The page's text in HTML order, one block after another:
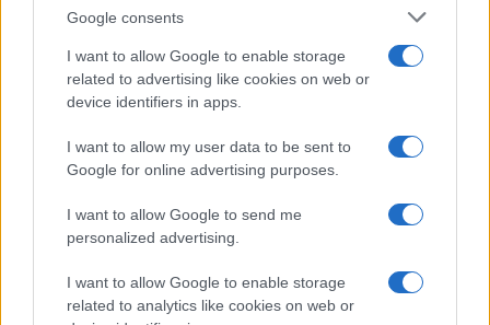
Google consents
I want to allow Google to enable storage
related to advertising like cookies on web or
device identifiers in apps.
I want to allow my user data to be sent to
Google for online advertising purposes.
I want to allow Google to send me
personalized advertising.
I want to allow Google to enable storage
related to analytics like cookies on web or
Continua a leggere
ESG NEWS